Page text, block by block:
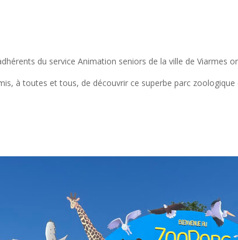
du service Animation seniors de la ville de Viarmes
à toutes et tous, de découvrir ce superbe parc